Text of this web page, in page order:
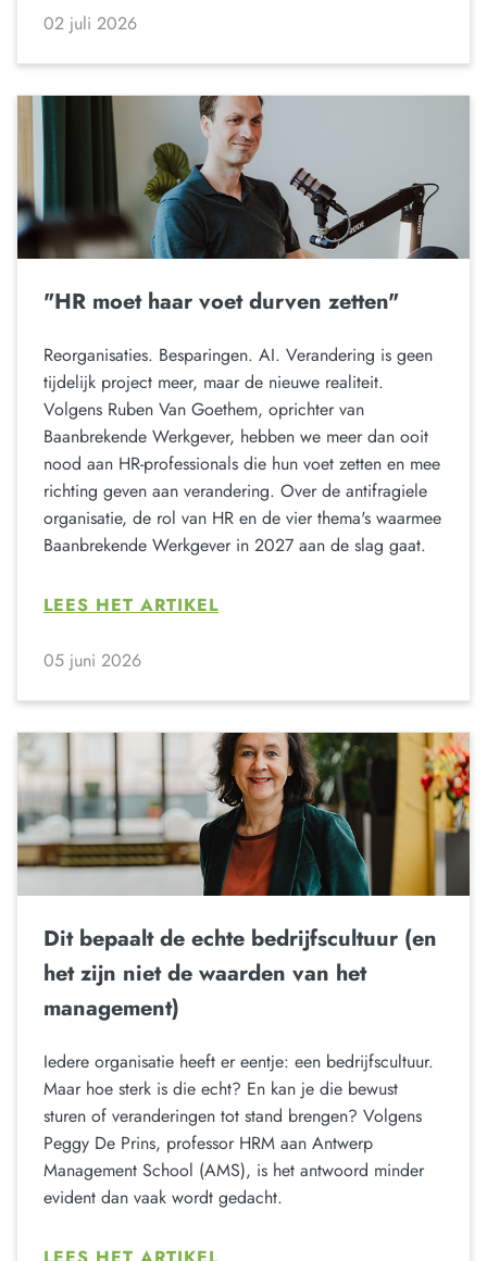
02 juli 2026
"HR moet haar voet durven zetten"
Reorganisaties. Besparingen. AI. Verandering is geen
tijdelijk project meer, maar de nieuwe realiteit.
Volgens Ruben Van Goethem, oprichter van
Baanbrekende Werkgever, hebben we meer dan ooit
nood aan HR-professionals die hun voet zetten en mee
richting geven aan verandering. Over de antifragiele
organisatie, de rol van HR en de vier thema's waarmee
Baanbrekende Werkgever in 2027 aan de slag gaat.
LEES HET ARTIKEL
05 juni 2026
Dit bepaalt de echte bedrijfscultuur (en
het zijn niet de waarden van het
management)
Iedere organisatie heeft er eentje: een bedrijfscultuur.
Maar hoe sterk is die echt? En kan je die bewust
sturen of veranderingen tot stand brengen? Volgens
Peggy De Prins, professor HRM aan Antwerp
Management School (AMS), is het antwoord minder
evident dan vaak wordt gedacht.